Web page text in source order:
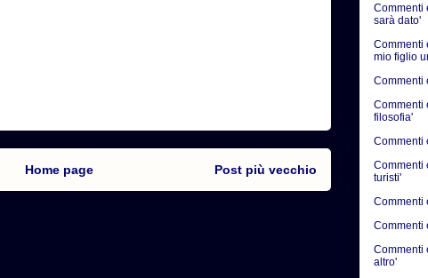
Post più vecchio
Home page
Commenti
sarà dato'
Commenti
mio figlio
Commenti
Commenti
filosofia'
Commenti
Commenti
turisti'
Commenti
Commenti
Commenti
altro'